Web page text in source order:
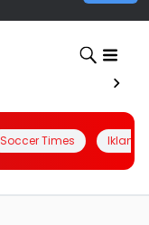
Soccer Times Iklanin